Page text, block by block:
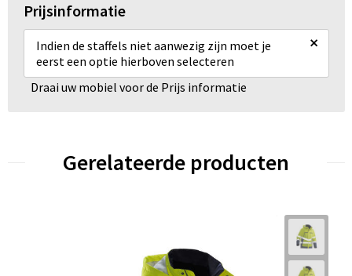
Prijsinformatie
Indien de staffels niet aanwezig zijn moet je
eerst een optie hierboven selecteren
×
Draai uw mobiel voor de Prijs informatie
Gerelateerde producten